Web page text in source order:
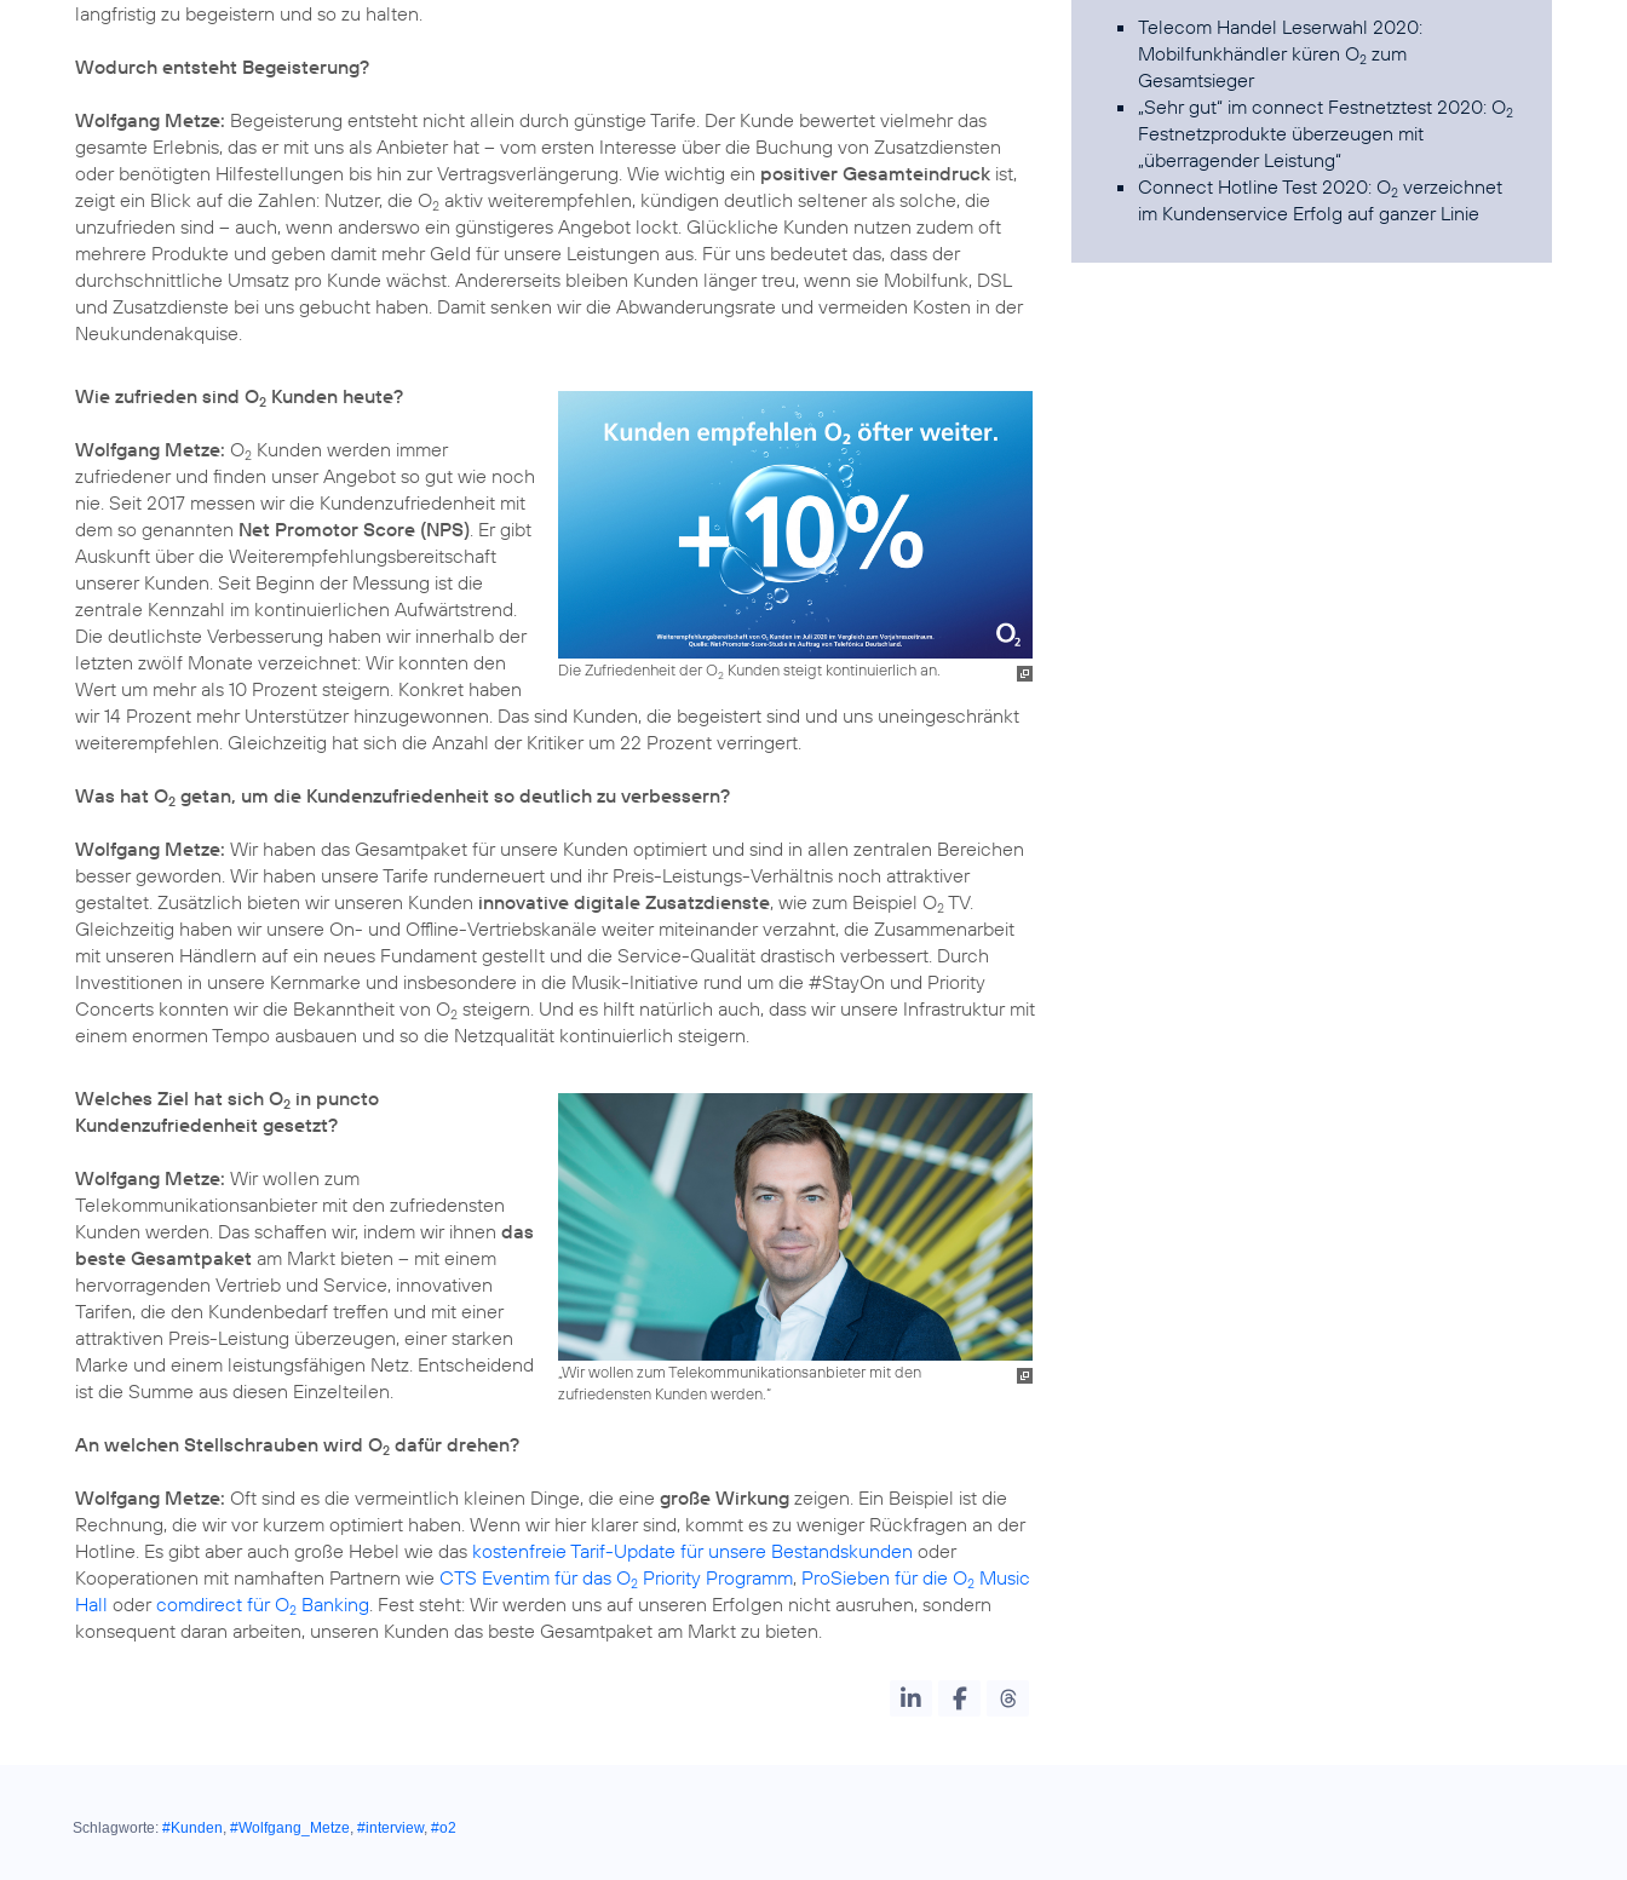
langfristig zu begeistern und so zu halten.
Wodurch entsteht Begeisterung?
Wolfgang Metze: Begeisterung entsteht nicht allein durch günstige Tarife. Der Kunde bewertet vielmehr das
gesamte Erlebnis, das er mit uns als Anbieter hat – vom ersten Interesse über die Buchung von Zusatzdiensten
oder benötigten Hilfestellungen bis hin zur Vertragsverlängerung. Wie wichtig ein positiver Gesamteindruck ist,
zeigt ein Blick auf die Zahlen: Nutzer, die O2 aktiv weiterempfehlen, kündigen deutlich seltener als solche, die
unzufrieden sind – auch, wenn anderswo ein günstigeres Angebot lockt. Glückliche Kunden nutzen zudem oft
mehrere Produkte und geben damit mehr Geld für unsere Leistungen aus. Für uns bedeutet das, dass der
durchschnittliche Umsatz pro Kunde wächst. Andererseits bleiben Kunden länger treu, wenn sie Mobilfunk, DSL
und Zusatzdienste bei uns gebucht haben. Damit senken wir die Abwanderungsrate und vermeiden Kosten in der
Neukundenakquise.
Die Zufriedenheit der O2Kunden steigt kontinuierlich an.
Wie zufrieden sind O2 Kunden heute?
Wolfgang Metze: O2 Kunden werden immer
zufriedener und finden unser Angebot so gut wie noch
nie. Seit 2017 messen wir die Kundenzufriedenheit mit
dem so genannten Net Promotor Score (NPS). Er gibt
Auskunft über die Weiterempfehlungsbereitschaft
unserer Kunden. Seit Beginn der Messung ist die
zentrale Kennzahl im kontinuierlichen Aufwärtstrend.
Die deutlichste Verbesserung haben wir innerhalb der
letzten zwölf Monate verzeichnet: Wir konnten den
Wert um mehr als 10 Prozent steigern. Konkret haben
wir 14 Prozent mehr Unterstützer hinzugewonnen. Das sind Kunden, die begeistert sind und uns uneingeschränkt
weiterempfehlen. Gleichzeitig hat sich die Anzahl der Kritiker um 22 Prozent verringert.
Was hat O2 getan, um die Kundenzufriedenheit so deutlich zu verbessern?
Wolfgang Metze: Wir haben das Gesamtpaket für unsere Kunden optimiert und sind in allen zentralen Bereichen
besser geworden. Wir haben unsere Tarife runderneuert und ihr Preis-Leistungs-Verhältnis noch attraktiver
gestaltet. Zusätzlich bieten wir unseren Kunden innovative digitale Zusatzdienste, wie zum Beispiel O2 TV.
Gleichzeitig haben wir unsere On- und Offline-Vertriebskanäle weiter miteinander verzahnt, die Zusammenarbeit
mit unseren Händlern auf ein neues Fundament gestellt und die Service-Qualität drastisch verbessert. Durch
Investitionen in unsere Kernmarke und insbesondere in die Musik-Initiative rund um die #StayOn und Priority
Concerts konnten wir die Bekanntheit von O2 steigern. Und es hilft natürlich auch, dass wir unsere Infrastruktur mit
einem enormen Tempo ausbauen und so die Netzqualität kontinuierlich steigern.
„Wir wollen zum Telekommunikationsanbieter mit den
zufriedensten Kunden werden.“
Welches Ziel hat sich O2 in puncto
Kundenzufriedenheit gesetzt?
Wolfgang Metze: Wir wollen zum
Telekommunikationsanbieter mit den zufriedensten
Kunden werden. Das schaffen wir, indem wir ihnen das
beste Gesamtpaket am Markt bieten – mit einem
hervorragenden Vertrieb und Service, innovativen
Tarifen, die den Kundenbedarf treffen und mit einer
attraktiven Preis-Leistung überzeugen, einer starken
Marke und einem leistungsfähigen Netz. Entscheidend
ist die Summe aus diesen Einzelteilen.
An welchen Stellschrauben wird O2 dafür drehen?
Wolfgang Metze: Oft sind es die vermeintlich kleinen Dinge, die eine große Wirkung zeigen. Ein Beispiel ist die
Rechnung, die wir vor kurzem optimiert haben. Wenn wir hier klarer sind, kommt es zu weniger Rückfragen an der
Hotline. Es gibt aber auch große Hebel wie das kostenfreie Tarif-Update für unsere Bestandskunden oder
Kooperationen mit namhaften Partnern wie CTS Eventim für das O2 Priority Programm, ProSieben für die O2 Music
Hall odercomdirect für O2 Banking. Fest steht: Wir werden uns auf unseren Erfolgen nicht ausruhen, sondern
konsequent daran arbeiten, unseren Kunden das beste Gesamtpaket am Markt zu bieten.
Telecom Handel Leserwahl 2020:
Mobilfunkhändler küren O2 zum
Gesamtsieger
„Sehr gut“ im connect Festnetztest 2020: O2
Festnetzprodukte überzeugen mit
„überragender Leistung“
Connect Hotline Test 2020: O2 verzeichnet
im Kundenservice Erfolg auf ganzer Linie
Schlagworte: #Kunden, #Wolfgang_Metze, #interview, #o2